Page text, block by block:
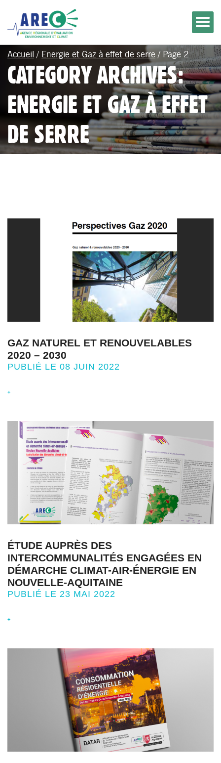
Accueil / Energie et Gaz à effet de serre / Page 2
CATEGORY ARCHIVES:
ENERGIE ET GAZ À EFFET
DE SERRE
GAZ NATUREL ET RENOUVELABLES
2020 – 2030
PUBLIÉ LE 08 JUIN 2022
+
ÉTUDE AUPRÈS DES
INTERCOMMUNALITÉS ENGAGÉES EN
DÉMARCHE CLIMAT-AIR-ÉNERGIE EN
NOUVELLE-AQUITAINE
PUBLIÉ LE 23 MAI 2022
+